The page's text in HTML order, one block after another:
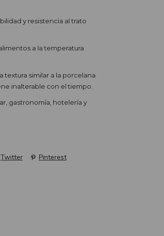
y resistencia al trato
a la temperatura
textura similar a la porcelana
inalterable con el tiempo.
gastronomía, hotelería y
Twitter Pinterest